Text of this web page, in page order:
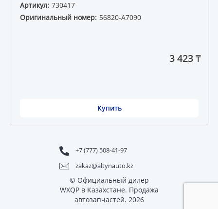
Артикул: 730417
Оригинальный номер: 56820-A7090
3 423 ₸
Купить
+7 (777) 508-41-97
zakaz@altynauto.kz
© Официальный дилер
WXQP в Казахстане. Продажа
автозапчастей. 2026